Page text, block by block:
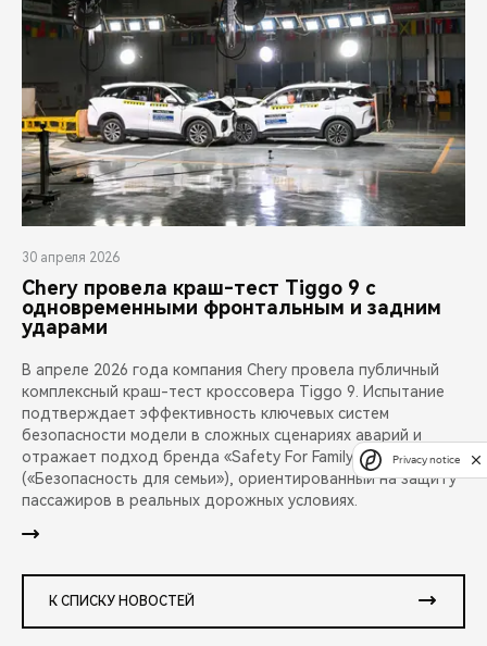
30 апреля 2026
Chery провела краш-тест Tiggo 9 с
одновременными фронтальным и задним
ударами
В апреле 2026 года компания Chery провела публичный
комплексный краш-тест кроссовера Tiggo 9. Испытание
подтверждает эффективность ключевых систем
безопасности модели в сложных сценариях аварий и
отражает подход бренда «Safety For Family»
(«Безопасность для семьи»), ориентированный на защиту
пассажиров в реальных дорожных условиях.
К СПИСКУ НОВОСТЕЙ
Privacy notice